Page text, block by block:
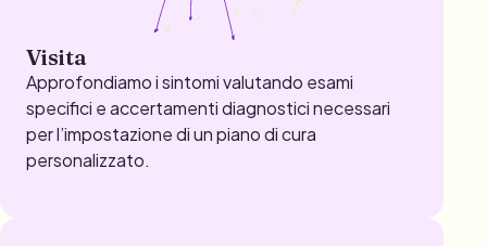
Visita
Approfondiamo i sintomi valutando esami
specifici e accertamenti diagnostici necessari
per l’impostazione di un piano di cura
personalizzato.